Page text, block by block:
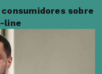
sobre
line